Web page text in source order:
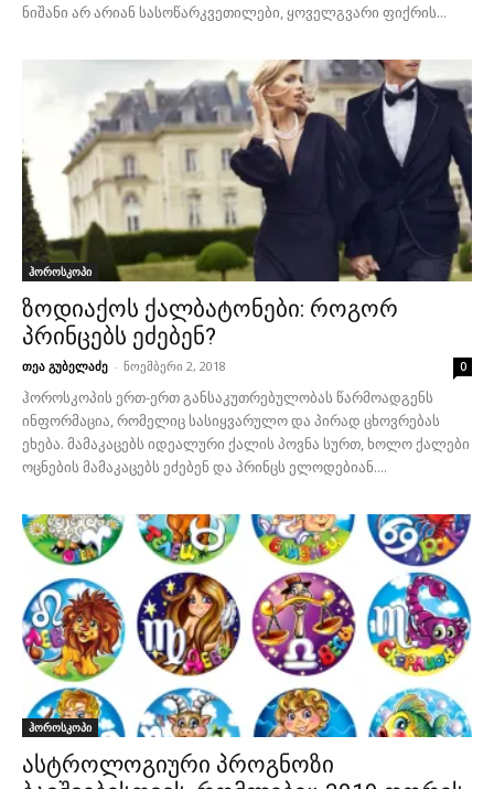
ნიშანი არ არიან სასოწარკვეთილები, ყოველგვარი ფიქრის...
ჰოროსკოპი
ზოდიაქოს ქალბატონები: როგორ
პრინცებს ეძებენ?
თეა გუბელაძე - ნოემბერი 2, 2018 0
ჰოროსკოპის ერთ-ერთ განსაკუთრებულობას წარმოადგენს
ინფორმაცია, რომელიც სასიყვარულო და პირად ცხოვრებას
ეხება. მამაკაცებს იდეალური ქალის პოვნა სურთ, ხოლო ქალები
ოცნების მამაკაცებს ეძებენ და პრინცს ელოდებიან....
ჰოროსკოპი
ასტროლოგიური პროგნოზი